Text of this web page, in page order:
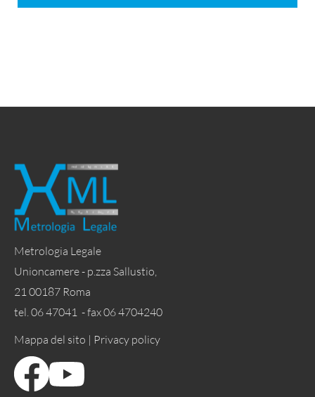
Metrologia Legale
Unioncamere - p.zza Sallustio,
21 00187 Roma
tel. 06 47041 - fax 06 4704240
Mappa del sito | Privacy policy